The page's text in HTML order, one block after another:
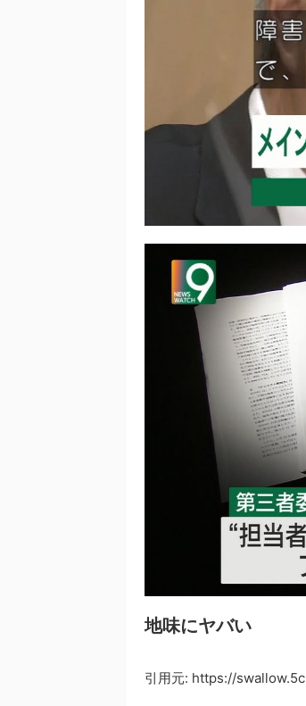
地味にヤバい
引用元: https://